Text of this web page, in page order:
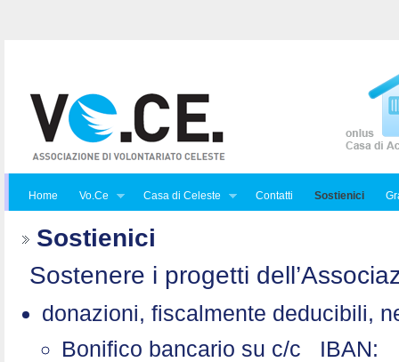
Home Vo.Ce Casa di Celeste Contatti Sostienici
Sostienici
Sostenere i progetti
donazioni, fiscalmente deducibili,
Bonifico bancario su c/c IBAN: